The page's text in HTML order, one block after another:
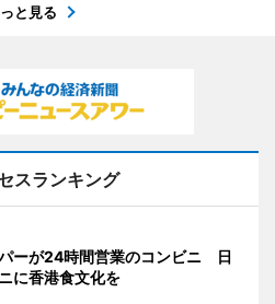
と見る
スランキング
ーが24時間営業のコンビニ 日
に香港食文化を